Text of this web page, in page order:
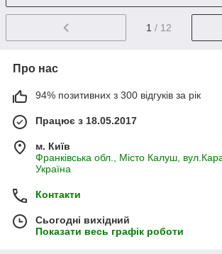
1 / 12
Про нас
94% позитивних з 300 відгуків за рік
Працює з 18.05.2017
м. Київ
Франківська обл., Місто Калуш,
Україна
Контакти
Сьогодні вихідний
Показати весь графік роботи